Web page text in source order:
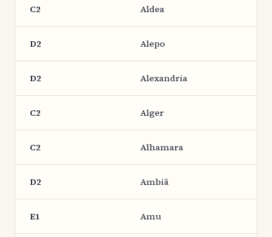
C2 Aldea
D2 Alepo
D2 Alexandria
C2 Alger
C2 Alhamara
D2 Ambiã
E1 Amu